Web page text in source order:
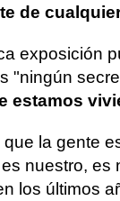
de
exposición
"ningún
estamos
la gente
nuestro, es
los últimos